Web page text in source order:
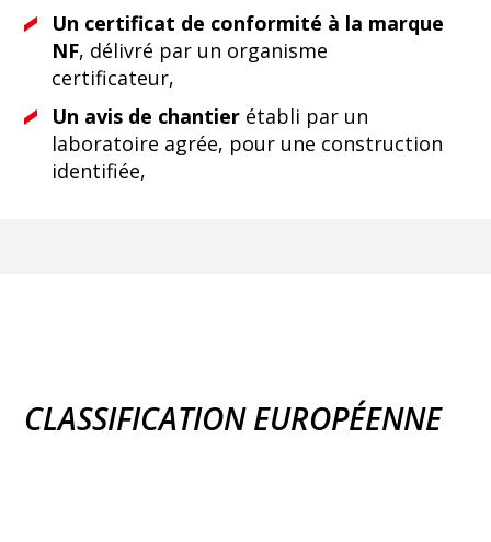
Un certificat de conformité à la marque
NF, délivré par un organisme
certificateur,
Un avis de chantier établi par un
laboratoire agrée, pour une construction
identifiée,
CLASSIFICATION EUROPÉENNE